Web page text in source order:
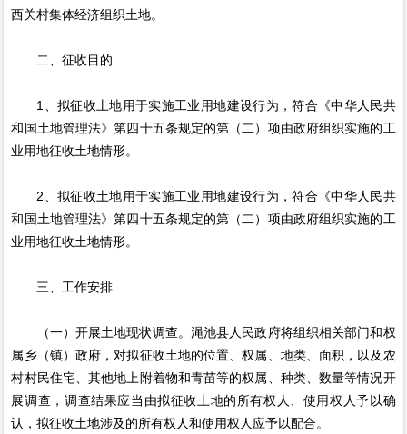
西关村集体经济组织土地。
二、征收目的
1、拟征收土地用于实施工业用地建设行为，符合《中华人民共
和国土地管理法》第四十五条规定的第（二）项由政府组织实施的工
业用地征收土地情形。
2、拟征收土地用于实施工业用地建设行为，符合《中华人民共
和国土地管理法》第四十五条规定的第（二）项由政府组织实施的工
业用地征收土地情形。
三、工作安排
（一）开展土地现状调查。渑池县人民政府将组织相关部门和权
属乡（镇）政府，对拟征收土地的位置、权属、地类、面积，以及农
村村民住宅、其他地上附着物和青苗等的权属、种类、数量等情况开
展调查，调查结果应当由拟征收土地的所有权人、使用权人予以确
认，拟征收土地涉及的所有权人和使用权人应予以配合。